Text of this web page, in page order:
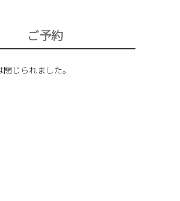
ご予約
じられました。